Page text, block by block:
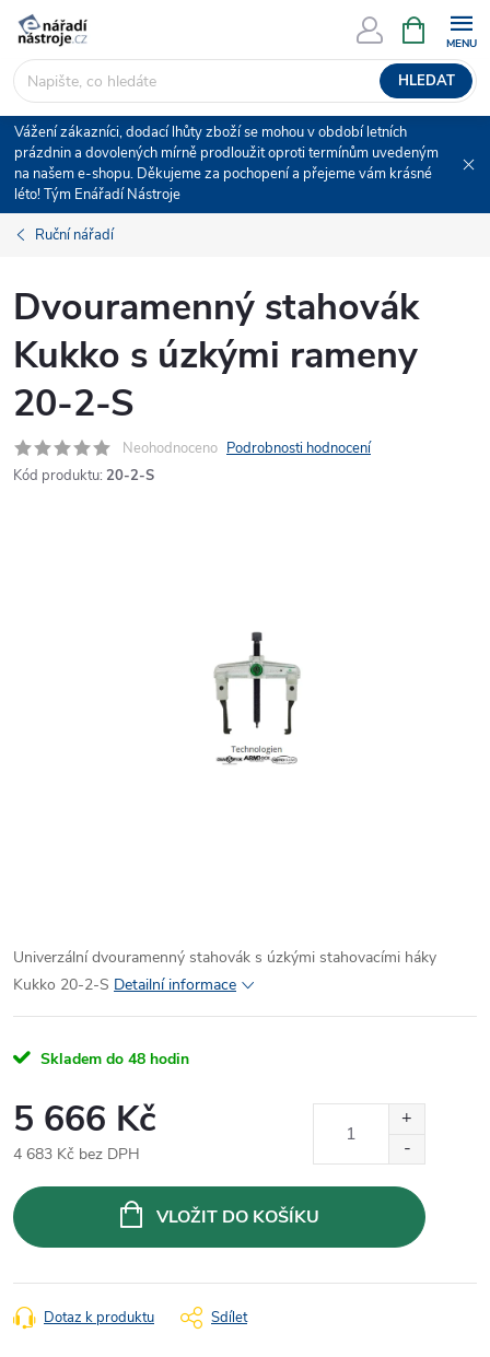
Přejít
obsah
HLEDAT
NÁKUPNÍ
KOŠÍK
Vážení zákazníci, dodací lhůty zboží se mohou v období letních
prázdnin a dovolených mírně prodloužit oproti termínům uvedeným
na našem e-shopu. Děkujeme za pochopení a přejeme vám krásné
léto! Tým Enářadí Nástroje
Ruční nářadí
Dvouramenný stahovák
Kukko s úzkými rameny
20-2-S
Neohodnoceno Podrobnosti hodnocení
Kód produktu: 20-2-S
Univerzální dvouramenný stahovák s úzkými stahovacími háky
Kukko 20-2-S Detailní informace
Skladem do 48 hodin
5 666 Kč
4 683 Kč bez DPH
cena:
VLOŽIT DO KOŠÍKU
Dotaz k produktu Sdílet